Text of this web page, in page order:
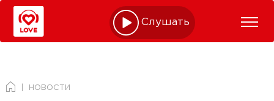
Слушать online
НОВОСТИ